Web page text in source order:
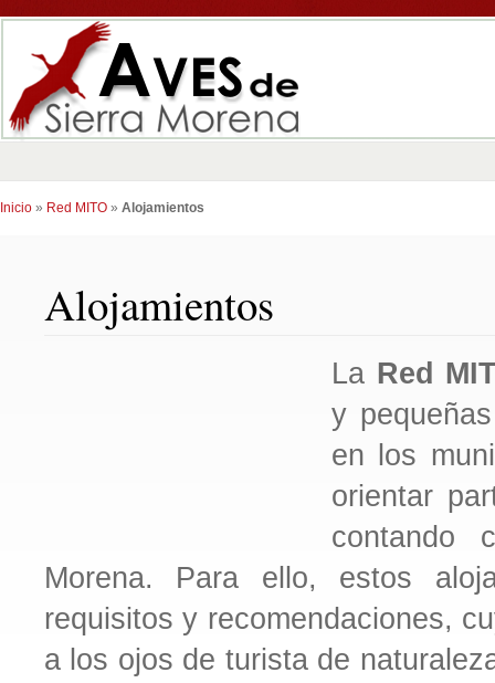
Inicio » Red MITO » Alojamientos
Alojamientos
La Red
y
en los
orientar
contando
Morena. Para ello, estos
requisitos y recomendaciones,
a los ojos de turista de